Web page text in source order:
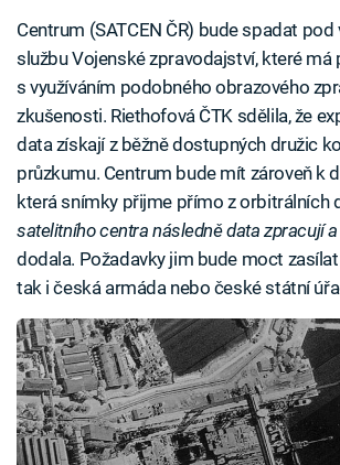
Centrum (SATCEN ČR) bude spadat
službu Vojenské zpravodajství, které má
s využíváním podobného obrazového
zkušenosti. Riethofová ČTK sdělila, že
data získají z běžně dostupných družic
průzkumu. Centrum bude mít zároveň k
která snímky přijme přímo z orbitrálních
satelitního centra následně data zpracují
dodala. Požadavky jim bude moct zasílat
tak i česká armáda nebo české státní